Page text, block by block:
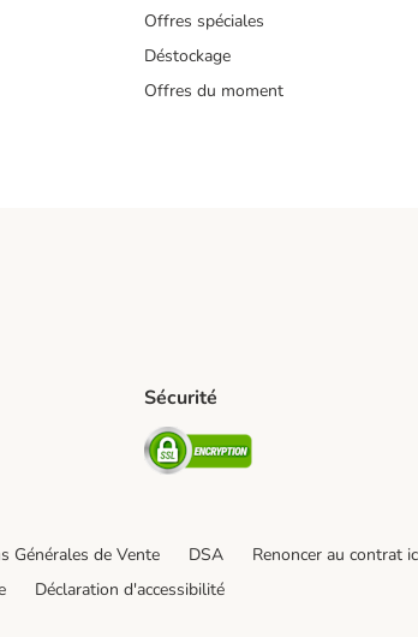
Offres spéciales
Déstockage
Offres du moment
Shipping Method
Sécurité
Security
Générales de Vente DSA Renoncer au contrat
Déclaration d'accessibilité